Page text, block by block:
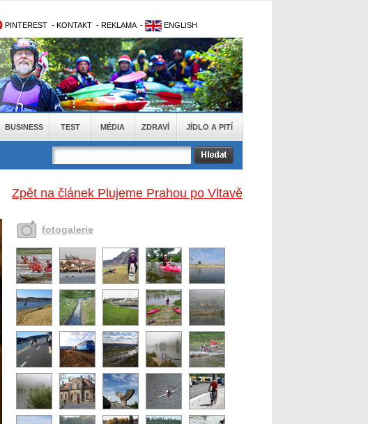
PINTEREST - KONTAKT - REKLAMA - ENGLISH
BUSINESS TEST MÉDIA ZDRAVÍ JÍDLO A PITÍ
Zpět na článek Plujeme Prahou po Vltavě
fotogalerie